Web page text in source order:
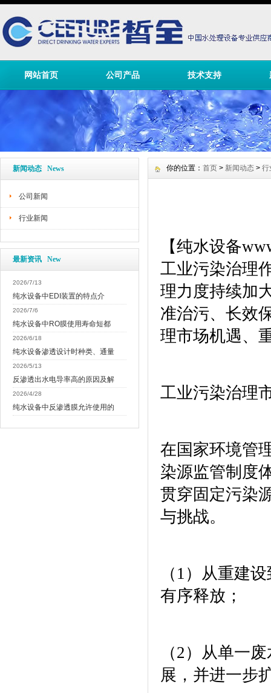
网站首页 公司产品 技术支持
新闻动态 News
公司新闻
行业新闻
最新资讯 New
2026/7/13
纯水设备中EDI装置的特点介
2026/7/6
纯水设备中RO膜使用寿命短都
2026/6/18
纯水设备渗透设计时种类、通量
2026/5/13
反渗透出水电导率高的原因及解
2026/4/28
纯水设备中反渗透膜允许使用的
你的位置： 首页 > 新闻动态 > 行
【纯水设备
工业污染治理
理力度持续加
准治污、长效
理市场机遇、
工业污染治理
在国家环境管
染源监管制度
贯穿固定污染
与挑战。
（ 1 ）从重建
有序释放；
（2 ）从单一
展，并进一步